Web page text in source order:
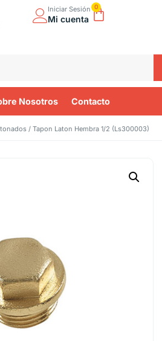
Iniciar Sesión
Mi cuenta
0
Nosotros Contacto
/ Tapon Laton Hembra 1/2 (Ls300003)